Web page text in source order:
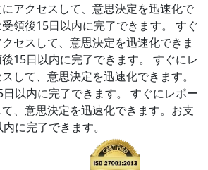
アクセスして、意思決定を迅速化で
領後15日以内に完了できます。
すぐ
セスして、意思決定を迅速化できま
15日以内に完了できます。
すぐにレ
して、意思決定を迅速化できます。
以内に完了できます。
すぐにレポー
、意思決定を迅速化できます。お支
に完了できます。